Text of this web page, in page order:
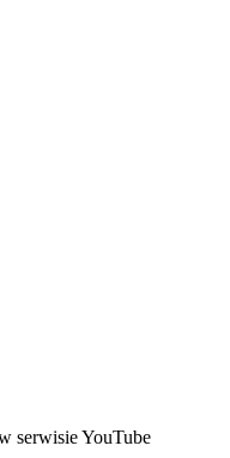
serwisie YouTube